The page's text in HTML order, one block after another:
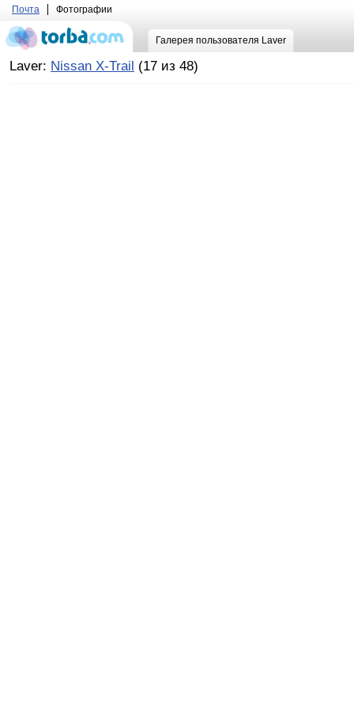
Почта Фотографии
Галерея пользователя Laver
Laver: Nissan X-Trail (17 из 48)